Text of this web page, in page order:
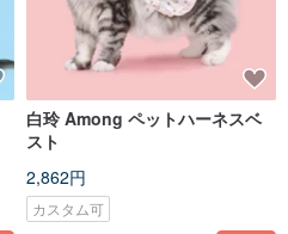
白玲 Among ペットハーネスベ
スト
2,862円
カスタム可